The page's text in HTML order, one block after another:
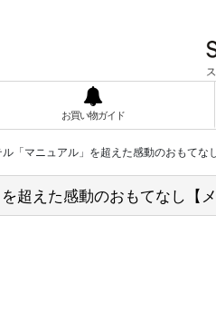
お買い物ガイド
ル「マニュアル」を超えた感動のおもて
超えた感動のおもてなし【